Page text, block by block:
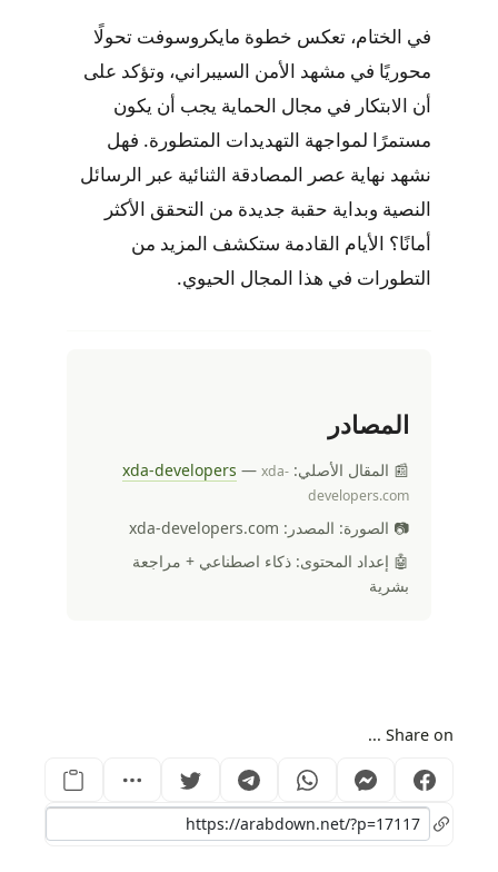
في الختام، تعكس خطوة مايكروسوفت تحولًا
محوريًا في مشهد الأمن السيبراني، وتؤكد على
أن الابتكار في مجال الحماية يجب أن يكون
مستمرًا لمواجهة التهديدات المتطورة. فهل
نشهد نهاية عصر المصادقة الثنائية عبر الرسائل
النصية وبداية حقبة جديدة من التحقق الأكثر
أمانًا؟ الأيام القادمة ستكشف المزيد من
التطورات في هذا المجال الحيوي.
المصادر
📰 المقال الأصلي: xda-developers — xda-
developers.com
📷 الصورة: المصدر: xda-developers.com
🤖 إعداد المحتوى: ذكاء اصطناعي + مراجعة
بشرية
Share on ...